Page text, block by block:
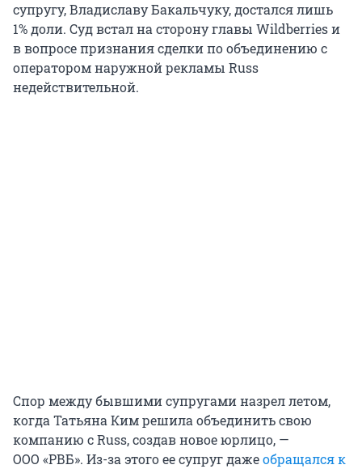
супругу, Владиславу Бакальчуку, достался лишь
1% доли. Суд встал на сторону главы Wildberries и
в вопросе признания сделки по объединению с
оператором наружной рекламы Russ
недействительной.
Спор между бывшими супругами назрел летом,
когда Татьяна Ким решила объединить свою
компанию с Russ, создав новое юрлицо, —
ООО «РВБ». Из-за этого ее супруг дажеобращался к